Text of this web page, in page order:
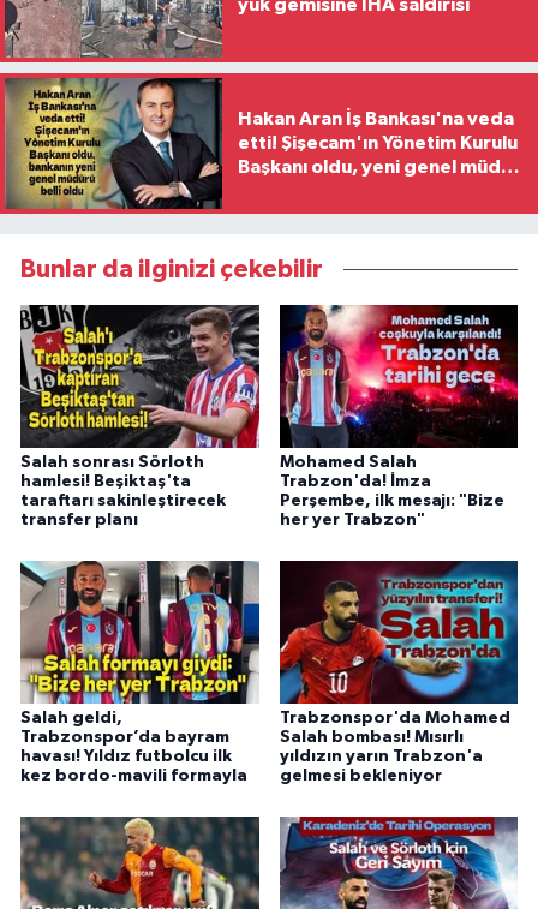
yük gemisine İHA saldırısı
Hakan Aran İş Bankası'na veda
etti! Şişecam'ın Yönetim Kurulu
Başkanı oldu, yeni genel müdür
Bunlar da ilginizi çekebilir
Salah sonrası Sörloth
hamlesi! Beşiktaş'ta
taraftarı sakinleştirecek
transfer planı
Mohamed Salah
Trabzon'da! İmza
Perşembe, ilk mesajı: "Bize
her yer Trabzon"
Salah geldi,
Trabzonspor’da bayram
havası! Yıldız futbolcu ilk
kez bordo-mavili formayla
Trabzonspor'da Mohamed
Salah bombası! Mısırlı
yıldızın yarın Trabzon'a
gelmesi bekleniyor